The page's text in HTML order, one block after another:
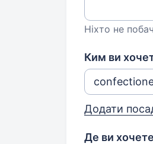
Ніхто не
Ким ви
Додати
Де ви